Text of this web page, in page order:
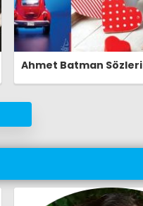
Ahmet Batman Sözleri